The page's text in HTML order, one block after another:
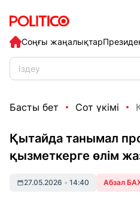
Соңғы жаңалықтар
Басты бет Сот үкімі
Қытайда танымал
қызметкерге өлім
27.05.2026 • 14:40 Абзал